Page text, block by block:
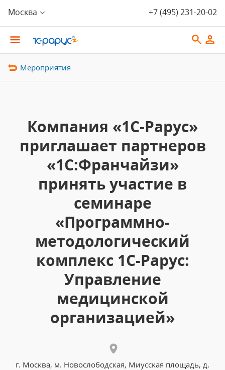
Москва +7 (495) 231-20-02
Мероприятия
Компания «1С-Рарус»
приглашает партнеров
«1С:Франчайзи»
принять участие в
семинаре
«Программно-
методологический
комплекс 1С-Рарус:
Управление
медицинской
организацией»
г. Москва, м. Новослободская, Миусская площадь, д.